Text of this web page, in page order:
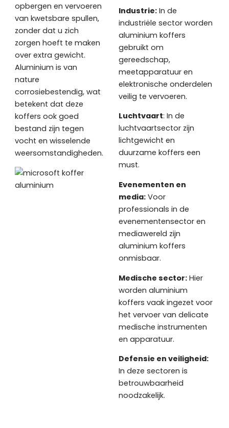
opbergen en vervoeren
van kwetsbare spullen,
zonder dat u zich
zorgen hoeft te maken
over extra gewicht.
Aluminium is van
nature
corrosiebestendig, wat
betekent dat deze
koffers ook goed
bestand zijn tegen
vocht en wisselende
weersomstandigheden.
Industrie:In de
industriële sector worden
aluminium koffers
gebruikt om
gereedschap,
meetapparatuur en
elektronische onderdelen
veilig te vervoeren.
Luchtvaart: In de
luchtvaartsector zijn
lichtgewicht en
duurzame koffers een
must.
Evenementen en
media:Voor
professionals in de
evenementensector en
mediawereld zijn
aluminium koffers
onmisbaar.
Medische sector:Hier
worden aluminium
koffers vaak ingezet voor
het vervoer van delicate
medische instrumenten
en apparatuur.
Defensie en veiligheid:
In deze sectoren is
betrouwbaarheid
noodzakelijk.